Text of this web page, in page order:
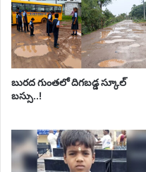
బురద గుంతలో దిగబడ్డ స్కూల్
బస్సు..!